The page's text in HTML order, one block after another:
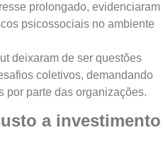
prolongado, evidenciaram
psicossociais no ambiente
deixaram de ser questões
coletivos, demandando
por parte das organizações.
a investimento